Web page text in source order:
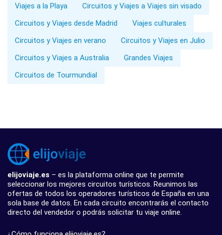
Viajes a la Playa
Circuitos y Viajes a Viajes sin visado
Circuitos y Viajes desde Madrid
Viajes culturales
Circuitos y Viajes en verano
Circuitos y Viajes en Julio
Circuitos y Viajes a Australia
Grandes Viajes
Circuitos de Tourmundial
elijoviaje.es – es la plataforma online que te permite
seleccionar los mejores circuitos turísticos. Reunimos las
ofertas de todos los operadores turísticos de España en una
sola base de datos. En cada circuito encontrarás el contacto
directo del vendedor o podrás solicitar tu viaje online.